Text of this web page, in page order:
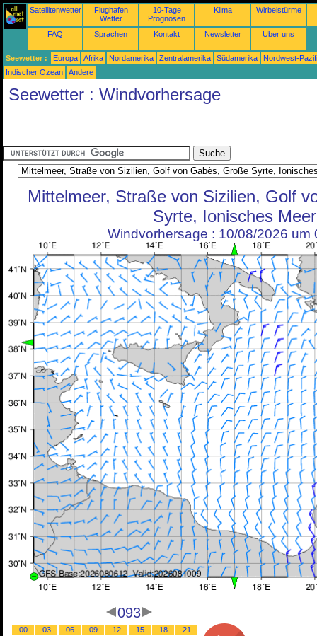
Satellitenwetter
Flughafen
Wetter
10-Tage
Prognosen
Klima Wirbelstürme
FAQ Sprachen Kontakt Newsletter Über uns
Seewetter : Europa Afrika Nordamerika Zentralamerika Südamerika
Nordwest-
Indischer Ozean
Andere
Seewetter : Windvorhersage
Mittelmeer, Straße von Sizilien, Golf
Syrte, Ionisches Meer
Windvorhersage : 10/08/2026 um
093
00 03 06 09 12 15 18
21